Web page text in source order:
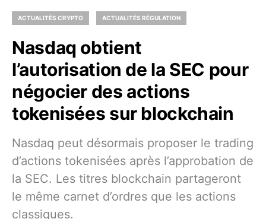
ACTUALITÉS CRYPTO ACTUALITÉS RÉGULATION
Nasdaq obtient
l’autorisation de la SEC pour
négocier des actions
tokenisées sur blockchain
Nasdaq peut désormais proposer le trading
d’actions tokenisées après l’approbation de
la SEC. Les titres blockchain partageront
le même carnet d’ordres que les actions
classiques.